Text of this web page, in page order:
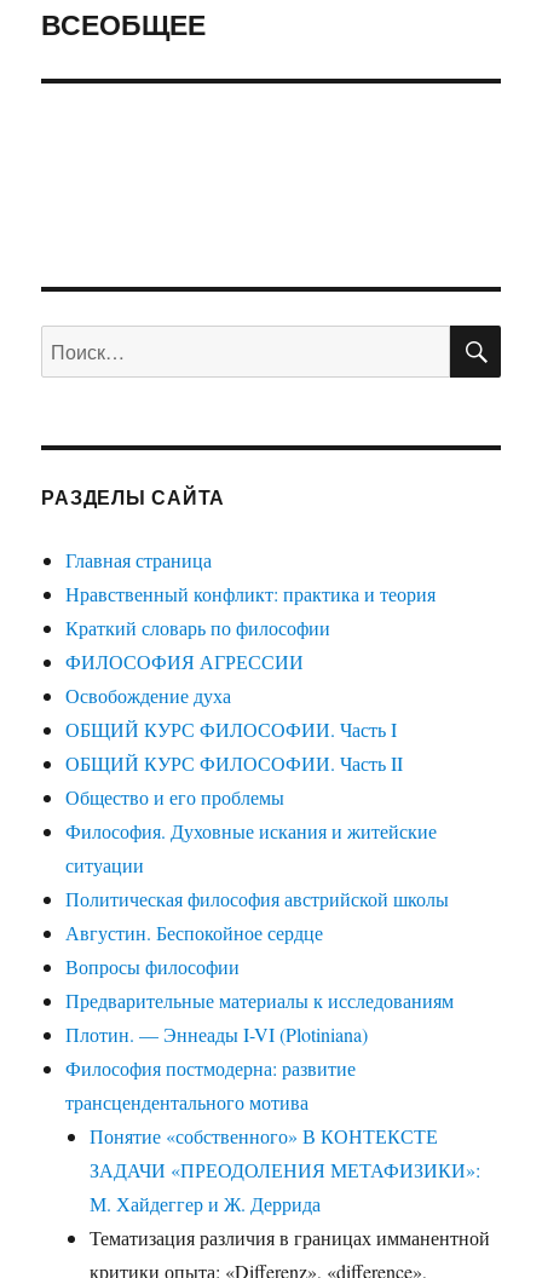
Следующая
ВСЕОБЩЕЕ
Искать:
РАЗДЕЛЫ САЙТА
Главная страница
Нравственный конфликт: практика и теория
Краткий словарь по философии
ФИЛОСОФИЯ АГРЕССИИ
Освобождение духа
ОБЩИЙ КУРС ФИЛОСОФИИ. Часть I
ОБЩИЙ КУРС ФИЛОСОФИИ. Часть II
Общество и его проблемы
Философия. Духовные искания и житейские
ситуации
Политическая философия австрийской школы
Августин. Беспокойное сердце
Вопросы философии
Предварительные материалы к исследованиям
Плотин. — Эннеады I-VI (Plotiniana)
Философия постмодерна: развитие
трансцендентального мотива
Понятие «собственного» В КОНТЕКСТЕ
ЗАДАЧИ «ПРЕОДОЛЕНИЯ МЕТАФИЗИКИ»:
М. Хайдеггер и Ж. Деррида
Тематизация различия в границах имманентной
критики опыта: «Differenz», «difference»,